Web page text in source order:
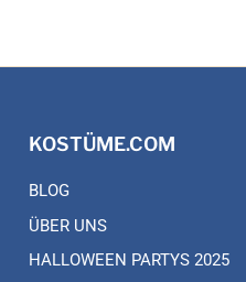
KOSTÜME.COM
BLOG
ÜBER UNS
HALLOWEEN PARTYS 2025